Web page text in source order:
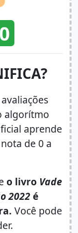
algorítmo
aprende
de 0 a
o livro Vade
2022 é
Você pode